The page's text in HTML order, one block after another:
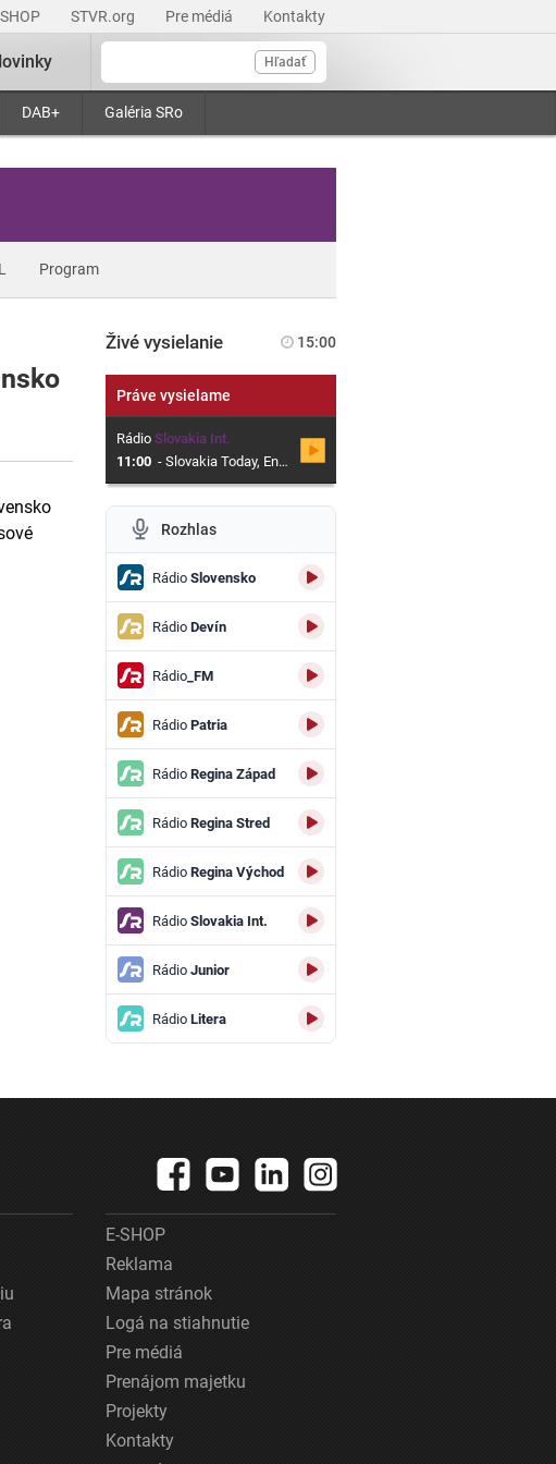
STVR.org Pre médiá Kontakty
Hľadať
DAB+ Galéria SRo
Program
Živé vysielanie 15:00
Práve vysielame
RádioSlovakia Int.
11:00 - Slovakia Today, English Language Current Affairs Programme from Slovak Radio
Rozhlas
RádioSlovensko
RádioDevín
Rádio_FM
RádioPatria
RádioRegina Západ
RádioRegina Stred
RádioRegina Východ
RádioSlovakia Int.
RádioJunior
RádioLitera
E-SHOP
Reklama
Mapa stránok
Logá na stiahnutie
Pre médiá
Prenájom majetku
Projekty
Kontakty